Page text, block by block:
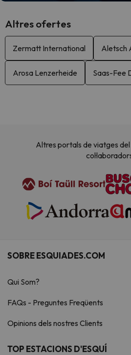
Altres ofertes
Zermatt International Aletsch
Arosa Lenzerheide Saas-Fee
Altres portals de viatges
SOBRE ESQUIADES.COM
Qui Som?
FAQs - Preguntes Freqüents
Opinions dels nostres Clients
TOP ESTACIONS D'ESQUÍ